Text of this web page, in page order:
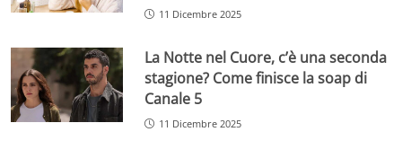
11 Dicembre 2025
La Notte nel Cuore, c’è una seconda
stagione? Come finisce la soap di
Canale 5
11 Dicembre 2025